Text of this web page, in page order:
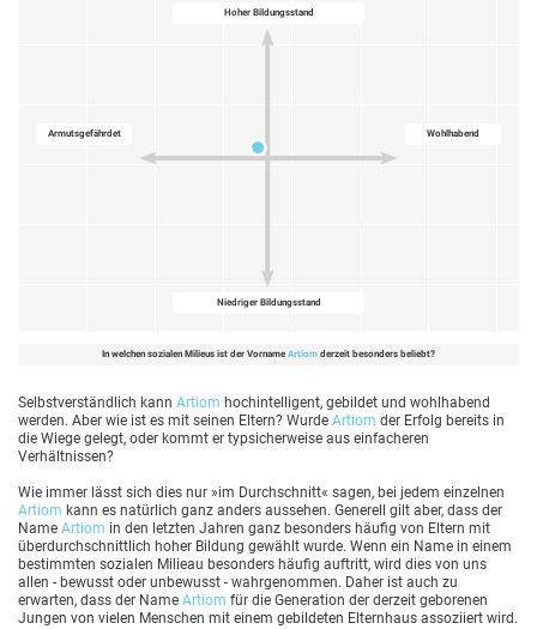
Hoher Bildungsstand
Wohlhabend
Niedriger Bildungsstand
Armutsgefährdet
In welchen sozialen Milieus ist der Vorname Artiom derzeit besonders beliebt?
Selbstverständlich kann Artiom hochintelligent, gebildet und wohlhabend
werden. Aber wie ist es mit seinen Eltern? Wurde Artiom der Erfolg bereits in
die Wiege gelegt, oder kommt er typsicherweise aus einfacheren
Verhältnissen?
Wie immer lässt sich dies nur »im Durchschnitt« sagen, bei jedem einzelnen
Artiom kann es natürlich ganz anders aussehen. Generell gilt aber, dass der
Name Artiom in den letzten Jahren ganz besonders häufig von Eltern mit
überdurchschnittlich hoher Bildung gewählt wurde. Wenn ein Name in einem
bestimmten sozialen Milieau besonders häufig auftritt, wird dies von uns
allen - bewusst oder unbewusst - wahrgenommen. Daher ist auch zu
erwarten, dass der Name Artiom für die Generation der derzeit geborenen
Jungen von vielen Menschen mit einem gebildeten Elternhaus assoziiert wird.